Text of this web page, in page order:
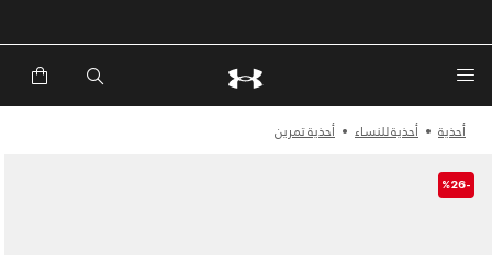
أحذية أحذية للنساء أحذية تمرين
-%26